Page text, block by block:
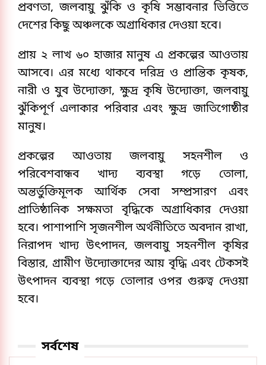
প্রবণতা, জলবায়ু ঝুঁকি ও কৃষি সম্ভাবনার ভিত্তিতে
দেশের কিছু অঞ্চলকে অগ্রাধিকার দেওয়া হবে।
প্রায় ২ লাখ ৬০ হাজার মানুষ এ প্রকল্পের আওতায়
আসবে। এর মধ্যে থাকবে দরিদ্র ও প্রান্তিক কৃষক,
নারী ও যুব উদ্যোক্তা, ক্ষুদ্র কৃষি উদ্যোক্তা, জলবায়ু
ঝুঁকিপূর্ণ এলাকার পরিবার এবং ক্ষুদ্র জাতিগোষ্ঠীর
মানুষ।
প্রকল্পের আওতায় জলবায়ু সহনশীল ও
পরিবেশবান্ধব খাদ্য ব্যবস্থা গড়ে তোলা,
অন্তর্ভুক্তিমূলক আর্থিক সেবা সম্প্রসারণ এবং
প্রাতিষ্ঠানিক সক্ষমতা বৃদ্ধিকে অগ্রাধিকার দেওয়া
হবে। পাশাপাশি সৃজনশীল অর্থনীতিতে অবদান রাখা,
নিরাপদ খাদ্য উৎপাদন, জলবায়ু সহনশীল কৃষির
বিস্তার, গ্রামীণ উদ্যোক্তাদের আয় বৃদ্ধি এবং টেকসই
উৎপাদন ব্যবস্থা গড়ে তোলার ওপর গুরুত্ব দেওয়া
হবে।
সর্বশেষ